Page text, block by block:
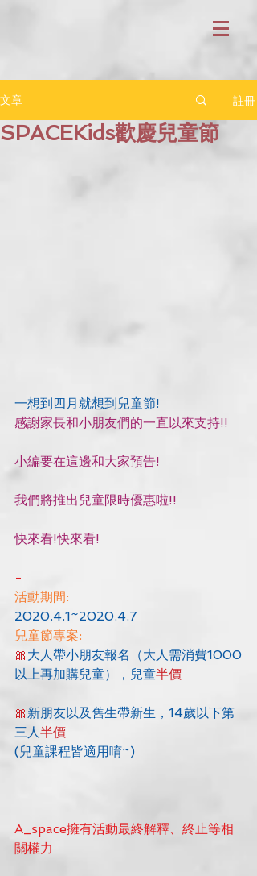
文章 註冊
SPACEKids歡慶兒童節
一想到四月就想到兒童節!
感謝家長和小朋友們的一直以來支持!!
小編要在這邊和大家預告!
我們將推出兒童限時優惠啦!!
快來看!快來看!
-
活動期間:
2020.4.1~2020.4.7
兒童節專案:
🎀 大人帶小朋友報名（大人需消費1000
以上再加購兒童），兒童半價
🎀 新朋友以及舊生帶新生，14歲以下第
三人半價
(兒童課程皆適用唷~)
A_space擁有活動最終解釋、終止等相
關權力